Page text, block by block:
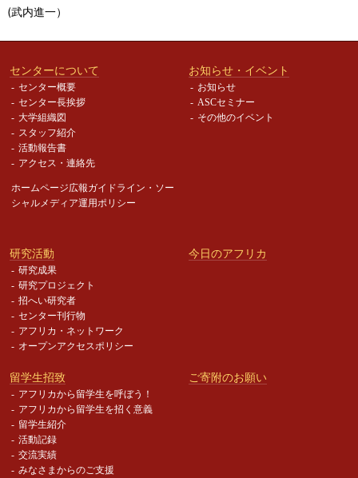
(武内進一）
センターについて
センター概要
センター長挨拶
大学組織図
スタッフ紹介
活動報告書
アクセス・連絡先
ホームページ広報ガイドライン・ ソー
シャルメディア運用ポリシー
お知らせ・イベント
お知らせ
ASCセミナー
その他のイベント
研究活動
研究成果
研究プロジェクト
招へい研究者
センター刊行物
アフリカ・ネットワーク
オープンアクセスポリシー
今日のアフリカ
留学生招致
アフリカから留学生を呼ぼう！
アフリカから留学生を招く意義
留学生紹介
活動記録
交流実績
みなさまからのご支援
ご寄附のお願い